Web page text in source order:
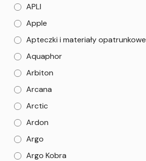
APLI
Apple
Apteczki i materiały opatrunkowe
Aquaphor
Arbiton
Arcana
Arctic
Ardon
Argo
Argo Kobra